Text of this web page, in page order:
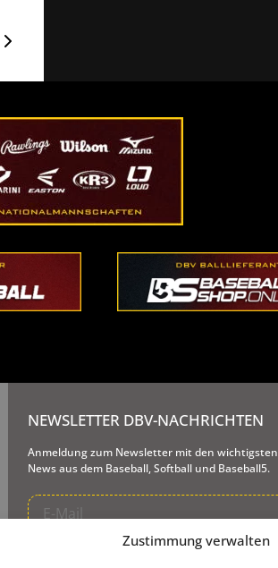
Zustimmung verwalten
NEWSLETTER DBV-NACHRICHTEN
Anmeldung zum Newsletter mit den wichtigsten
News aus dem Baseball, Softball und Baseball5.